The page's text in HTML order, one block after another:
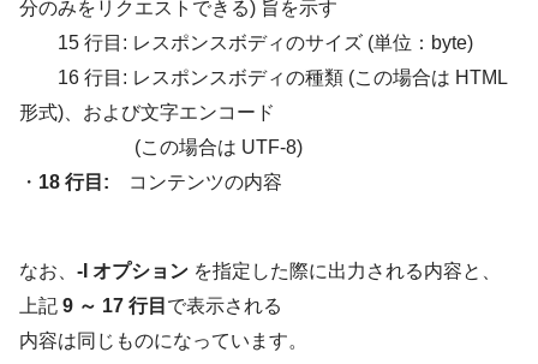
分のみをリクエストできる) 旨を示す
15 行目: レスポンスボディのサイズ (単位：byte)
16 行目: レスポンスボディの種類 (この場合は HTML
形式)、および文字エンコード
(この場合は UTF-8)
・ 18 行目: コンテンツの内容
なお、 -I オプション を指定した際に出力される内容と、
上記 9 ～ 17 行目 で表示される
内容は同じものになっています。